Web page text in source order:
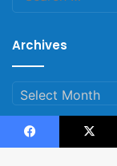
Archives
Archives
Facebook X